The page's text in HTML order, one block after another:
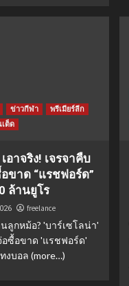
ข่าวกีฬา
พรีเมียร์ลีก
เต็ด
อาจริง! เจรจาคืบ
ขาด “แรชฟอร์ด”
ล้านยูโร
freelance
ลูกหม้อ? 'บาร์เซโลน่า'
อซื้อขาด 'แรชฟอร์ด'
งบอล (more…)